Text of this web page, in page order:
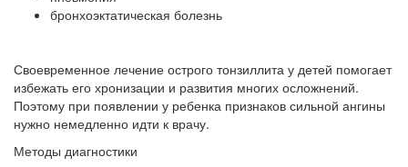
бронхоэктатическая болезнь
Своевременное лечение острого тонзиллита у детей помогает
избежать его хронизации и развития многих осложнений.
Поэтому при появлении у ребенка признаков сильной ангины
нужно немедленно идти к врачу.
Методы диагностики